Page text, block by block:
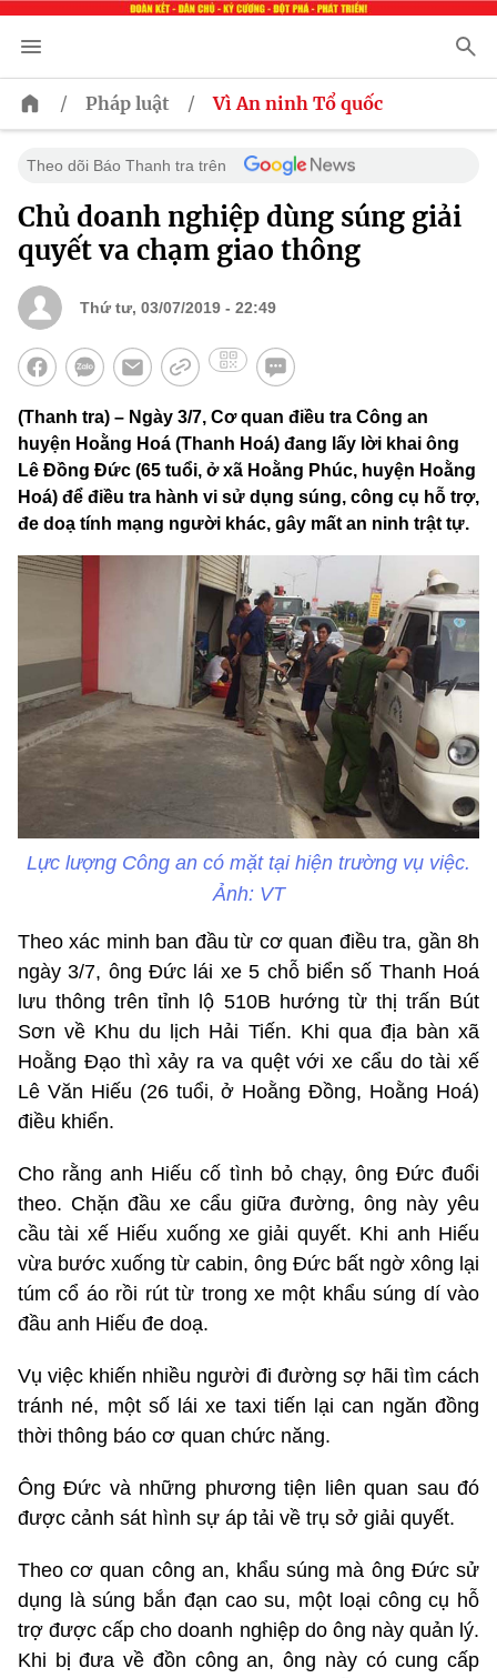
/ Pháp luật / Vì An ninh Tổ quốc
Theo dõi Báo Thanh tra trên
Chủ doanh nghiệp dùng súng giải
quyết va chạm giao thông
Thứ tư, 03/07/2019 - 22:49
(Thanh tra) – Ngày 3/7, Cơ quan điều tra Công an
huyện Hoằng Hoá (Thanh Hoá) đang lấy lời khai ông
Lê Đồng Đức (65 tuổi, ở xã Hoằng Phúc, huyện Hoằng
Hoá) để điều tra hành vi sử dụng súng, công cụ hỗ trợ,
đe doạ tính mạng người khác, gây mất an ninh trật tự.
Lực lượng Công an có mặt tại hiện trường vụ việc.
Ảnh: VT
Theo xác minh ban đầu từ cơ quan điều tra, gần 8h
ngày 3/7, ông Đức lái xe 5 chỗ biển số Thanh Hoá
lưu thông trên tỉnh lộ 510B hướng từ thị trấn Bút
Sơn về Khu du lịch Hải Tiến. Khi qua địa bàn xã
Hoằng Đạo thì xảy ra va quệt với xe cẩu do tài xế
Lê Văn Hiếu (26 tuổi, ở Hoằng Đồng, Hoằng Hoá)
điều khiển.
Cho rằng anh Hiếu cố tình bỏ chạy, ông Đức đuổi
theo. Chặn đầu xe cẩu giữa đường, ông này yêu
cầu tài xế Hiếu xuống xe giải quyết. Khi anh Hiếu
vừa bước xuống từ cabin, ông Đức bất ngờ xông lại
túm cổ áo rồi rút từ trong xe một khẩu súng dí vào
đầu anh Hiếu đe doạ.
Vụ việc khiến nhiều người đi đường sợ hãi tìm cách
tránh né, một số lái xe taxi tiến lại can ngăn đồng
thời thông báo cơ quan chức năng.
Ông Đức và những phương tiện liên quan sau đó
được cảnh sát hình sự áp tải về trụ sở giải quyết.
Theo cơ quan công an, khẩu súng mà ông Đức sử
dụng là súng bắn đạn cao su, một loại công cụ hỗ
trợ được cấp cho doanh nghiệp do ông này quản lý.
Khi bị đưa về đồn công an, ông này có cung cấp